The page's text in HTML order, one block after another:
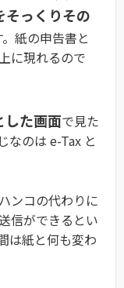
そっくりその
紙の申告書と
に現れるので
した画面で見た
なのは e-Tax と
ンコの代わりに
信ができるとい
は紙と何も変わ